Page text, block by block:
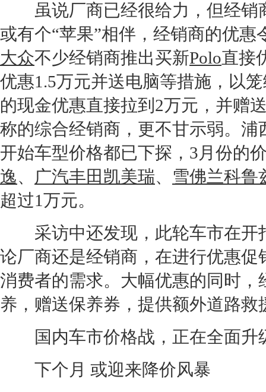
虽说厂商已经很给力，但经销
或有个“苹果”相伴， 经销商的优惠
大众不少经销商推出买新Polo直接
优惠1.5万元并送电脑等措施，以
的现金优惠直接拉到2万元，并赠
称的综合经销商 ，更不甘示弱。
开始车型价格都已下探，3月份的
逸、 广汽丰田凯美瑞、 雪佛兰科鲁
超过1万元。
采访中还发现，此轮车市在开
论厂商还是经销商 ，在进行优惠
消费者的需求。大幅优惠的同时，
养，赠送保养券，提供额外道路救
国内车市价格战，正在全面升
下个月 或迎来降价风暴